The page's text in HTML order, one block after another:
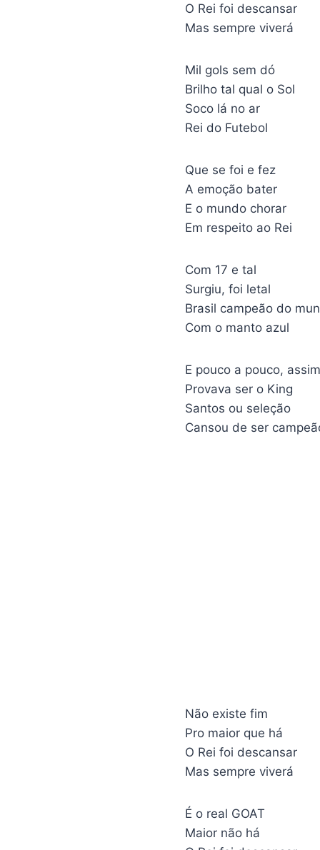
O Rei foi descansar
Mas sempre viverá
Mil gols sem dó
Brilho tal qual o Sol
Soco lá no ar
Rei do Futebol
Que se foi e fez
A emoção bater
E o mundo chorar
Em respeito ao Rei
Com 17 e tal
Surgiu, foi letal
Brasil campeão do
Com o manto azul
E pouco a pouco, assim
Provava ser o King
Santos ou seleção
Cansou de ser
Não existe fim
Pro maior que há
O Rei foi descansar
Mas sempre viverá
É o real GOAT
Maior não há